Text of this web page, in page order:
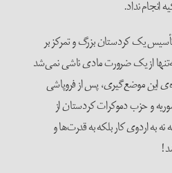
انجام نداد.
یک کردستان بزرگ و تمرکز بر
از یک ضرورت مادی ناشی نمی‌شد
این موضع‌گیری، پس از فروپاشی
و حزب دموکرات کردستان از
اردوی کار بلکه به قدرت‌ها و